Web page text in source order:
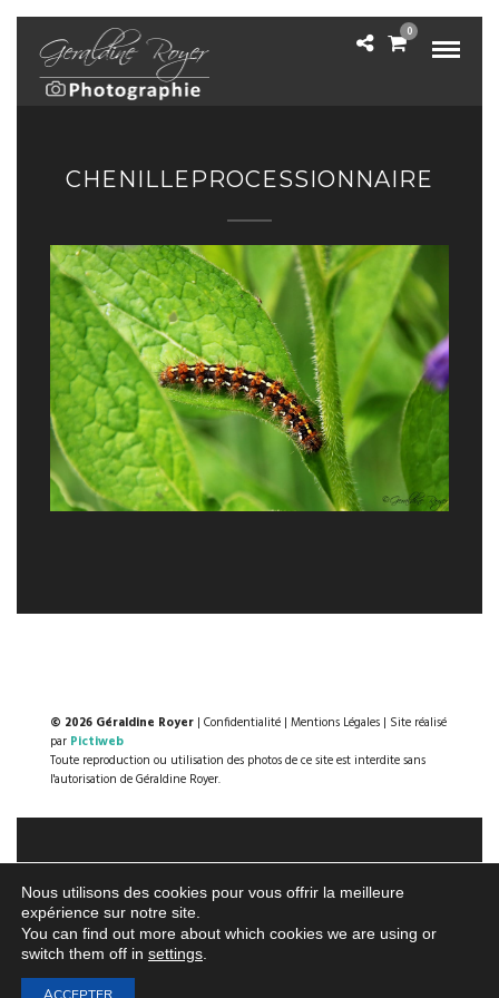
0
CHENILLEPROCESSIONNAIRE
© 2026 Géraldine Royer | Confidentialité | Mentions Légales | Site réalisé
par Pictiweb
Toute reproduction ou utilisation des photos de ce site est interdite sans
l'autorisation de Géraldine Royer.
Nous utilisons des cookies pour vous offrir la meilleure
expérience sur notre site.
You can find out more about which cookies we are using or
switch them off in settings